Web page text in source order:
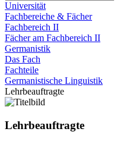
Universität
Fachbereiche & Fächer
Fachbereich II
Fächer am Fachbereich II
Germanistik
Das Fach
Fachteile
Germanistische Linguistik
Lehrbeauftragte
Lehrbeauftragte